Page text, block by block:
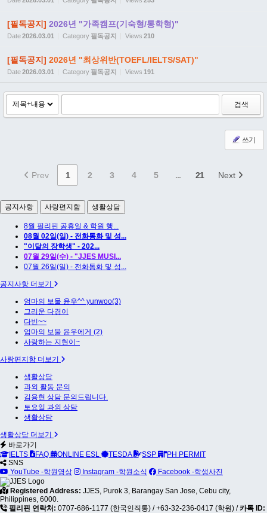
[필독공지] 2026년 "가족캠프(기숙형/통학형)"
Date2026.03.01 Category 필독공지 Views 210
[필독공지] 2026년 "최상위반(TOEFL/IELTS/SAT)"
Date2026.03.01 Category 필독공지 Views 191
검색
쓰기
Prev 1 2 3 4 5 ... 21 Next
공지사항 사랑편지함 생활상담
8월 필리핀 공휴일 & 학원 행...
08월 02일(일) - 전화통화 및 성...
"이달의 장학생" - 202...
07월 29일(수) - "JJES MUSI...
07월 26일(일) - 전화통화 및 성...
공지사항 더보기
엄마의 보물 윤우^^ yunwoo(3)
그리운 다경이
다빈~~
엄마의 보물 윤우에게 (2)
사랑하는 지현이~
사랑편지함 더보기
생활상담
과외 활동 문의
김용현 상담 문의드립니다.
토요일 과외 상담
생활상담
생활상담 더보기
바로가기
IELTS
FAQ ONLINE ESL TESDA SSP
PH PERMIT
SNS
YouTube -학원영상
Instagram -학원소식 Facebook -학생사진
Registered Address: JJES, Purok 3, Barangay San Jose, Cebu city,
Philippines, 6000.
필리핀 연락처: 0707-686-1177 (한국인직통) /+63-32-236-0417 (학원) / 카톡 ID: